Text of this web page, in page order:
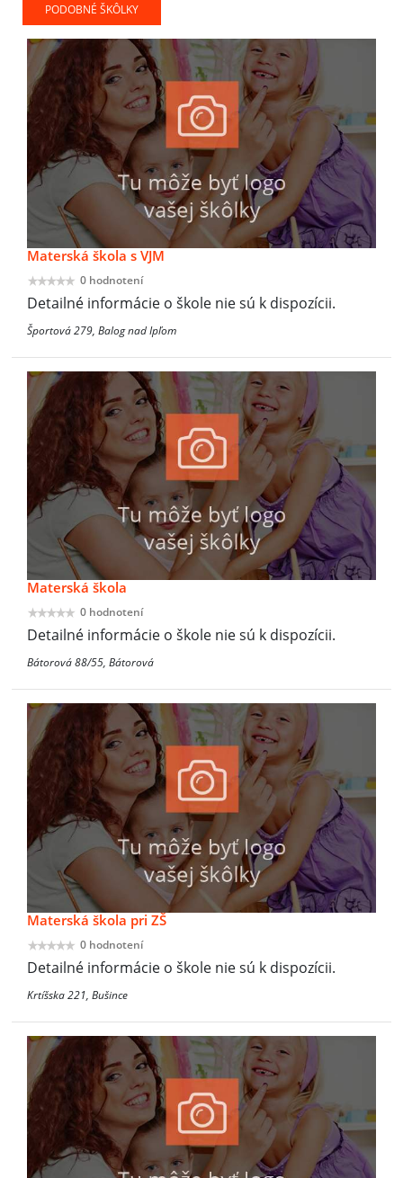
PODOBNÉ ŠKÔLKY
Materská škola s VJM
0 hodnotení
Detailné informácie o škole nie sú k dispozícii.
Športová 279, Balog nad Ipľom
Materská škola
0 hodnotení
Detailné informácie o škole nie sú k dispozícii.
Bátorová 88/55, Bátorová
Materská škola pri ZŠ
0 hodnotení
Detailné informácie o škole nie sú k dispozícii.
Krtíšska 221, Bušince